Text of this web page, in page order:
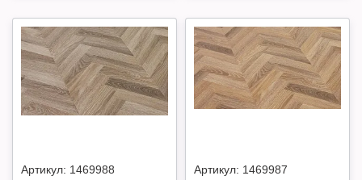
Артикул: 1469988 Артикул: 1469987